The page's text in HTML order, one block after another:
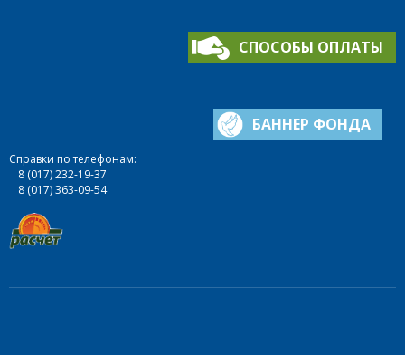
СПОСОБЫ ОПЛАТЫ
БАННЕР ФОНДА
Справки по телефонам:
8 (017) 232-19-37
8 (017) 363-09-54